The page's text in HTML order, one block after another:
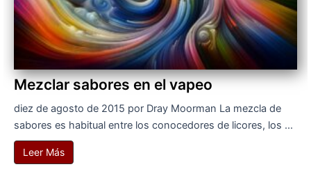
Mezclar sabores en el vapeo
diez de agosto de 2015 por Dray Moorman La mezcla de
sabores es habitual entre los conocedores de licores, los ...
Leer Más